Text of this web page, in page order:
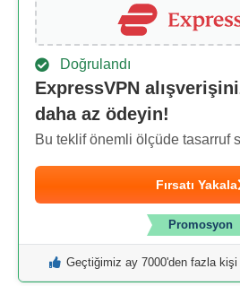
Doğrulandı
ExpressVPN
daha az ödeyin!
Bu teklif önemli ölçüde tasarruf
Fırsatı Yakala
Promosyon
Geçtiğimiz ay 7000'den fazla kişi